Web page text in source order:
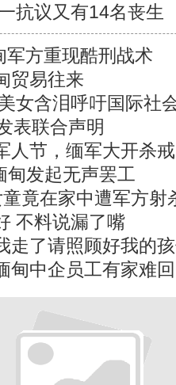
抗议又有14名丧生
军方重现酷刑战术
贸易往来
女含泪呼吁国际社
表联合声明
人节，缅军大开杀戒
甸发起无声罢工
竟在家中遭军方射
不料说漏了嘴
走了请照顾好我的
甸中企员工有家难回